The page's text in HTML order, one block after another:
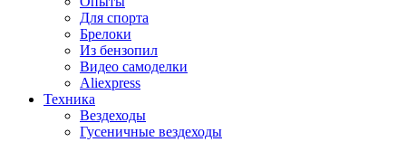
Для спорта
Брелоки
Из бензопил
Видео самоделки
Aliexpress
Техника
Вездеходы
Гусеничные вездеходы